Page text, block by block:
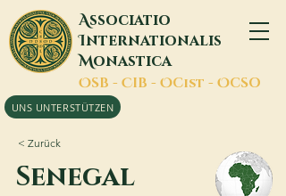
Associatio
Internationalis
Monastica
OSB - CIB - OCist - OCSO
UNS UNTERSTÜTZEN
< Zurück
Senegal